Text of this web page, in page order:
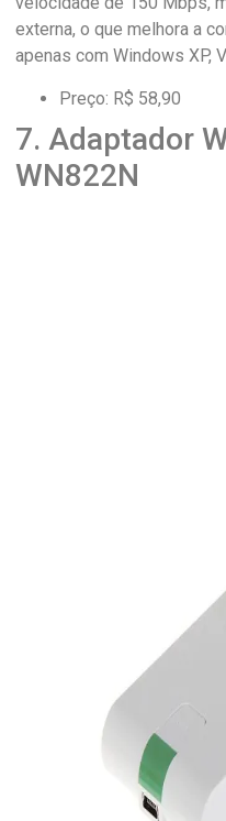
externa, o que melhora a
apenas com Windows XP,
Preço: R$ 58,90
7. Adaptador
WN822N